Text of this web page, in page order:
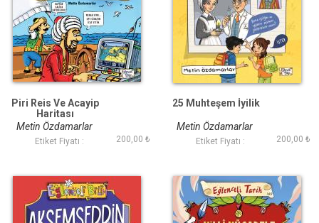
Piri Reis Ve Acayip
Haritası
Metin Özdamarlar
Etiket Fiyatı : 200,00 ₺
25 Muhteşem İyilik
Metin Özdamarlar
Etiket Fiyatı : 200,00 ₺